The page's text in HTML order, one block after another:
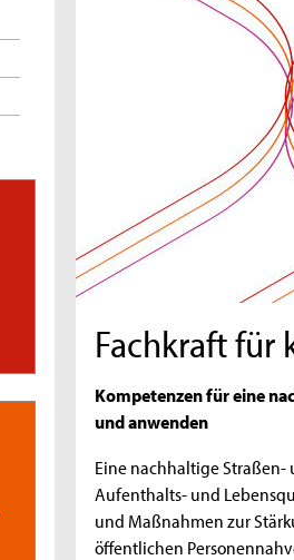
Fachkraft für
Kompetenzen für eine
und anwenden
Eine nachhaltige
Aufenthalts- und
und Maßnahmen zur
öffentlichen